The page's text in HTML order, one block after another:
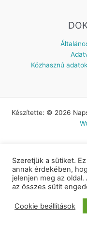
Közhasznú adatok
Készítette: © 2026
Szeretjük a sütiket.
annak érdekében,
jelenjen meg az
az összes sütit
Cookie beállítások